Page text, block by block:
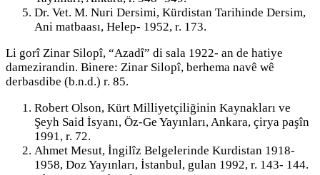
Dr. Vet. M. Nuri Dersimi, Kürdistan Tarihinde Dersim,
Ani matbaası, Helep- 1952, r. 173.
Li gorî Zinar Silopî, “Azadî” di sala 1922- an de hatiye
damezirandin. Binere: Zinar Silopî, berhema navê wê
derbasdibe (b.n.d.) r. 85.
Robert Olson, Kürt Milliyetçiliğinin Kaynakları ve
Şeyh Said İsyanı, Öz-Ge Yayınları, Ankara, çirya paşîn
1991, r. 72.
Ahmet Mesut, İngilîz Belgelerinde Kurdistan 1918-
1958, Doz Yayınları, İstanbul, gulan 1992, r. 143- 144.